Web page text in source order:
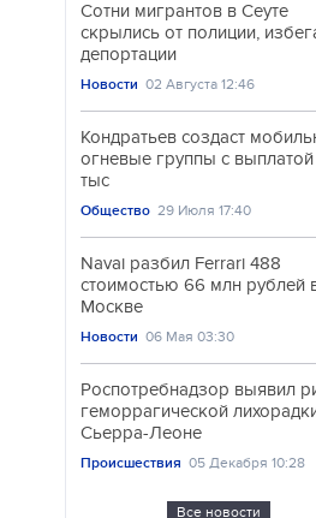
Сотни мигрантов в Сеуте
скрылись от полиции,
депортации
Новости 02 Августа 12:46
Кондратьев создаст
огневые группы с
тыс
Общество 29 Июля 17:40
Navai разбил Ferrari 488
стоимостью 66 млн рублей
Москве
Новости 06 Мая 03:30
Роспотребнадзор выявил
геморрагической
Сьерра-Леоне
Происшествия 05 Декабря 10:28
Все новости